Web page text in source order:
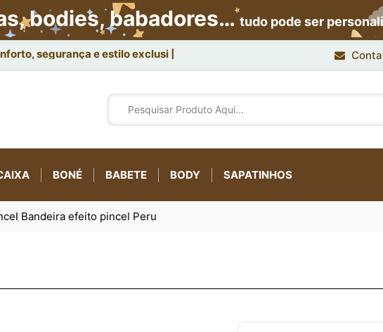
bodies, babadores…tudo pode ser
segurança e estilo exclusivo.
BONÉ BABETE BODY SAPATINHOS
Bandeira efeito pincel Peru